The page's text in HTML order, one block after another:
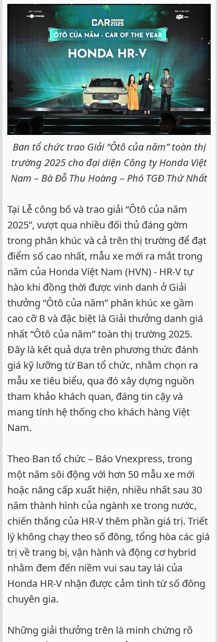
Ban tổ chức trao Giải “Ôtô của năm” toàn thị
trường 2025 cho đại diện Công ty Honda Việt
Nam – Bà Đỗ Thu Hoàng – Phó TGĐ Thứ Nhất
Tại Lễ công bố và trao giải “Ôtô của năm
2025”, vượt qua nhiều đối thủ đáng gờm
trong phân khúc và cả trên thị trường để đạt
điểm số cao nhất, mẫu xe mới ra mắt trong
năm của Honda Việt Nam (HVN) - HR-V tự
hào khi đồng thời được vinh danh ở Giải
thưởng “Ôtô của năm” phân khúc xe gầm
cao cỡ B và đặc biệt là Giải thưởng danh giá
nhất “Ôtô của năm” toàn thị trường 2025.
Đây là kết quả dựa trên phương thức đánh
giá kỹ lưỡng từ Ban tổ chức, nhằm chọn ra
mẫu xe tiêu biểu, qua đó xây dựng nguồn
tham khảo khách quan, đáng tin cậy và
mang tính hệ thống cho khách hàng Việt
Nam.
Theo Ban tổ chức – Báo Vnexpress, trong
một năm sôi động với hơn 50 mẫu xe mới
hoặc nâng cấp xuất hiện, nhiều nhất sau 30
năm thành hình của ngành xe trong nước,
chiến thắng của HR-V thêm phần giá trị. Triết
lý không chạy theo số đông, tổng hòa các giá
trị về trang bị, vận hành và động cơ hybrid
nhằm đem đến niềm vui sau tay lái của
Honda HR-V nhận được cảm tình từ số đông
chuyên gia.
Những giải thưởng trên là minh chứng rõ